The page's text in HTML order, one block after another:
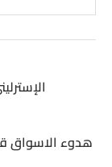
هدوء الاسواق